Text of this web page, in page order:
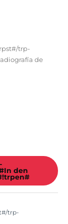
trp-
de
den
trp-